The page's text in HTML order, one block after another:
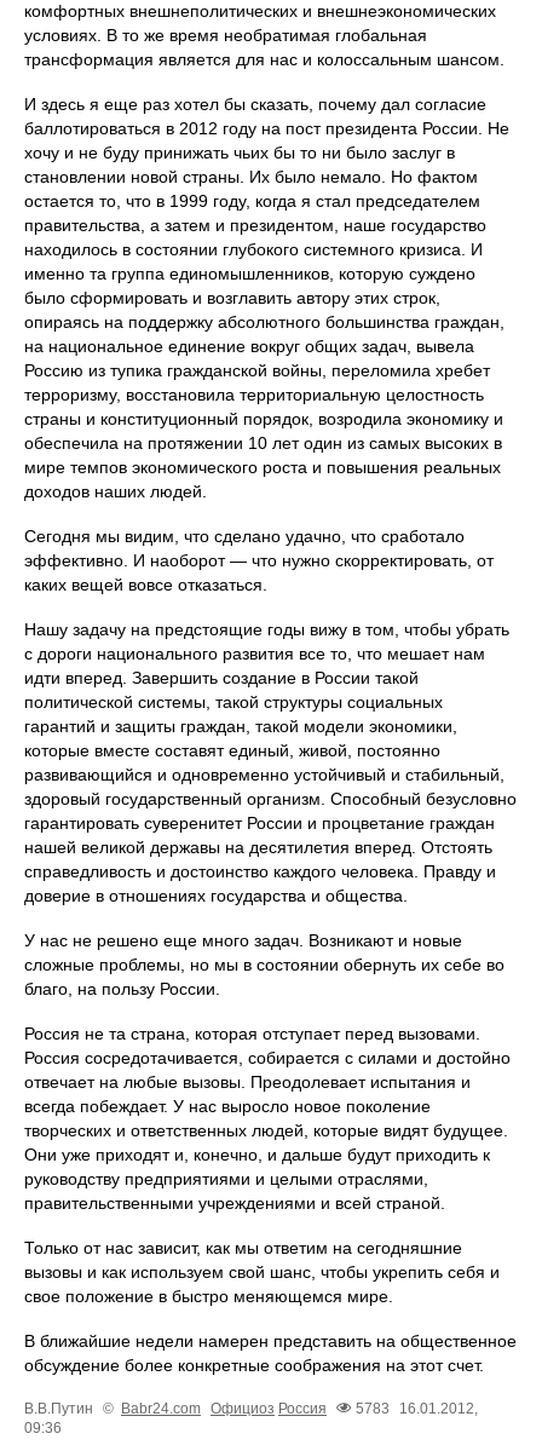
комфортных внешнеполитических и внешнеэкономических
условиях. В то же время необратимая глобальная
трансформация является для нас и колоссальным шансом.
И здесь я еще раз хотел бы сказать, почему дал согласие
баллотироваться в 2012 году на пост президента России. Не
хочу и не буду принижать чьих бы то ни было заслуг в
становлении новой страны. Их было немало. Но фактом
остается то, что в 1999 году, когда я стал председателем
правительства, а затем и президентом, наше государство
находилось в состоянии глубокого системного кризиса. И
именно та группа единомышленников, которую суждено
было сформировать и возглавить автору этих строк,
опираясь на поддержку абсолютного большинства граждан,
на национальное единение вокруг общих задач, вывела
Россию из тупика гражданской войны, переломила хребет
терроризму, восстановила территориальную целостность
страны и конституционный порядок, возродила экономику и
обеспечила на протяжении 10 лет один из самых высоких в
мире темпов экономического роста и повышения реальных
доходов наших людей.
Сегодня мы видим, что сделано удачно, что сработало
эффективно. И наоборот — что нужно скорректировать, от
каких вещей вовсе отказаться.
Нашу задачу на предстоящие годы вижу в том, чтобы убрать
с дороги национального развития все то, что мешает нам
идти вперед. Завершить создание в России такой
политической системы, такой структуры социальных
гарантий и защиты граждан, такой модели экономики,
которые вместе составят единый, живой, постоянно
развивающийся и одновременно устойчивый и стабильный,
здоровый государственный организм. Способный безусловно
гарантировать суверенитет России и процветание граждан
нашей великой державы на десятилетия вперед. Отстоять
справедливость и достоинство каждого человека. Правду и
доверие в отношениях государства и общества.
У нас не решено еще много задач. Возникают и новые
сложные проблемы, но мы в состоянии обернуть их себе во
благо, на пользу России.
Россия не та страна, которая отступает перед вызовами.
Россия сосредотачивается, собирается с силами и достойно
отвечает на любые вызовы. Преодолевает испытания и
всегда побеждает. У нас выросло новое поколение
творческих и ответственных людей, которые видят будущее.
Они уже приходят и, конечно, и дальше будут приходить к
руководству предприятиями и целыми отраслями,
правительственными учреждениями и всей страной.
Только от нас зависит, как мы ответим на сегодняшние
вызовы и как используем свой шанс, чтобы укрепить себя и
свое положение в быстро меняющемся мире.
В ближайшие недели намерен представить на общественное
обсуждение более конкретные соображения на этот счет.
В.В.Путин © Babr24.com Официоз Россия 5783
16.01.2012,
09:36